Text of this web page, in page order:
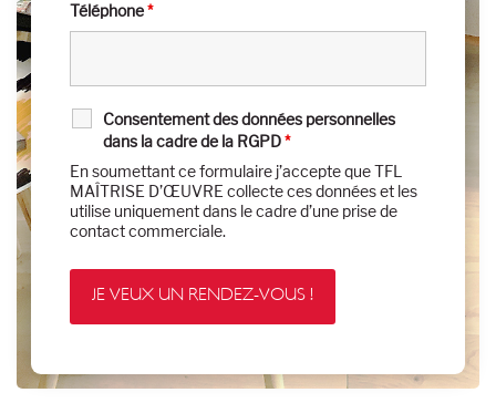
Téléphone*
Consentement des données personnelles
dans la cadre de la RGPD*
En soumettant ce formulaire j’accepte que TFL
MAÎTRISE D’ŒUVRE collecte ces données et les
utilise uniquement dans le cadre d’une prise de
contact commerciale.